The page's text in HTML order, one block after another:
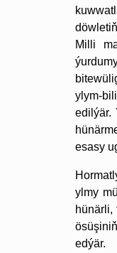
Milli
ylym-
edilýär.
esasy
ylmy
edýär.